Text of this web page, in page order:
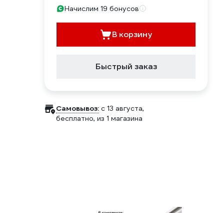
Начислим 19 бонусов
В корзину
Быстрый заказ
Самовывоз: c 13 августа,
бесплатно, из 1 магазина